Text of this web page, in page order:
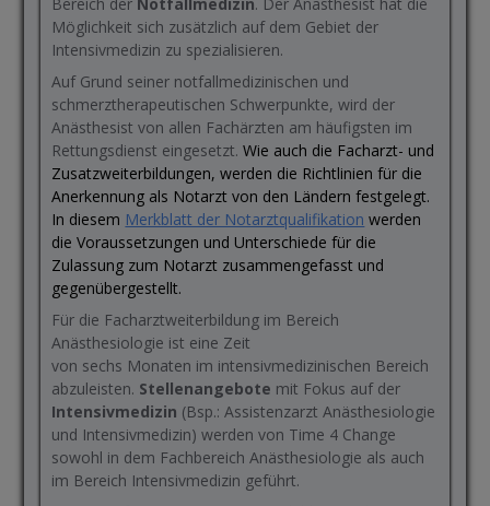
Möglichkeit sich zusätzlich auf dem Gebiet der
Intensivmedizin zu spezialisieren.
Auf Grund seiner notfallmedizinischen und
schmerztherapeutischen Schwerpunkte, wird der
Anästhesist von allen Fachärzten am häufigsten im
Rettungsdienst eingesetzt.Wie auch die Facharzt- und
Zusatzweiterbildungen, werden die Richtlinien für die
Anerkennung als Notarzt von den Ländern festgelegt.
In diesem Merkblatt der Notarztqualifikation werden
die Voraussetzungen und Unterschiede für die
Zulassung zum Notarzt zusammengefasst und
gegenübergestellt.
Für die Facharztweiterbildung im Bereich
Anästhesiologie ist eine Zeit
von sechs Monaten im intensivmedizinischen Bereich
abzuleisten. Stellenangebote mit Fokus auf der
Intensivmedizin (Bsp.: Assistenzarzt Anästhesiologie
und Intensivmedizin) werden von Time 4 Change
sowohl in dem Fachbereich Anästhesiologie als auch
im Bereich Intensivmedizin geführt.